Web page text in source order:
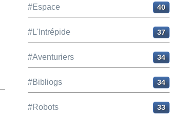
#Espace 40
#L'Intrépide 37
#Aventuriers 34
#Bibliogs 34
#Robots 33